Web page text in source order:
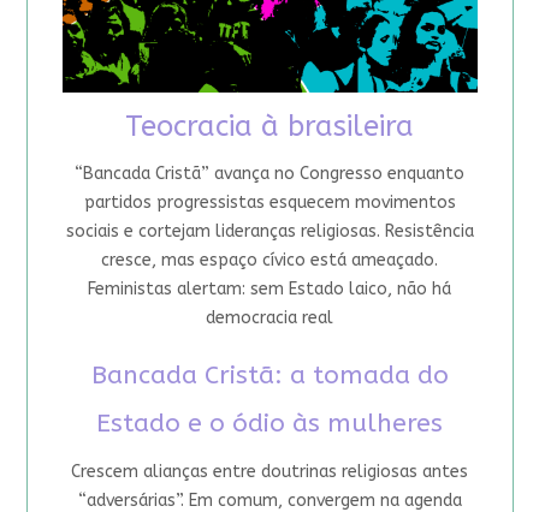
Teocracia à brasileira
“Bancada Cristã” avança no Congresso enquanto
partidos progressistas esquecem movimentos
sociais e cortejam lideranças religiosas. Resistência
cresce, mas espaço cívico está ameaçado.
Feministas alertam: sem Estado laico, não há
democracia real
Bancada Cristã: a tomada do
Estado e o ódio às mulheres
Crescem alianças entre doutrinas religiosas antes
“adversárias”. Em comum, convergem na agenda